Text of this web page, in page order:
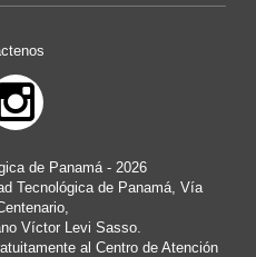
de Panamá - 2026
Tecnológica de Panamá, Vía
Víctor Levi Sasso.
al Centro de Atención